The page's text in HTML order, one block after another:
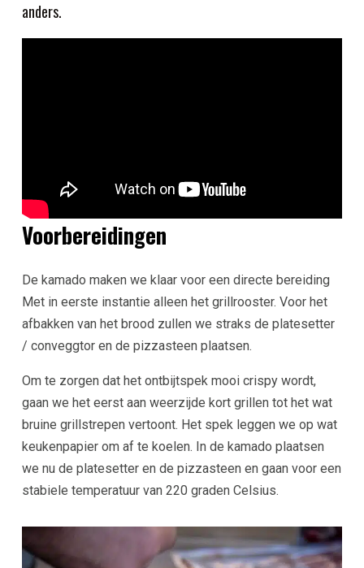
anders.
Voorbereidingen
De kamado maken we klaar voor een directe bereiding
Met in eerste instantie alleen het grillrooster. Voor het
afbakken van het brood zullen we straks de platesetter
/ conveggtor en de pizzasteen plaatsen.
Om te zorgen dat het ontbijtspek mooi crispy wordt,
gaan we het eerst aan weerzijde kort grillen tot het wat
bruine grillstrepen vertoont. Het spek leggen we op wat
keukenpapier om af te koelen. In de kamado plaatsen
we nu de platesetter en de pizzasteen en gaan voor een
stabiele temperatuur van 220 graden Celsius.